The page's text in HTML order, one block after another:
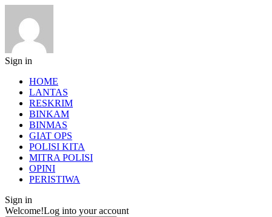
Sign in
HOME
LANTAS
RESKRIM
BINKAM
BINMAS
GIAT OPS
POLISI KITA
MITRA POLISI
OPINI
PERISTIWA
Sign in
Welcome!Log into your account